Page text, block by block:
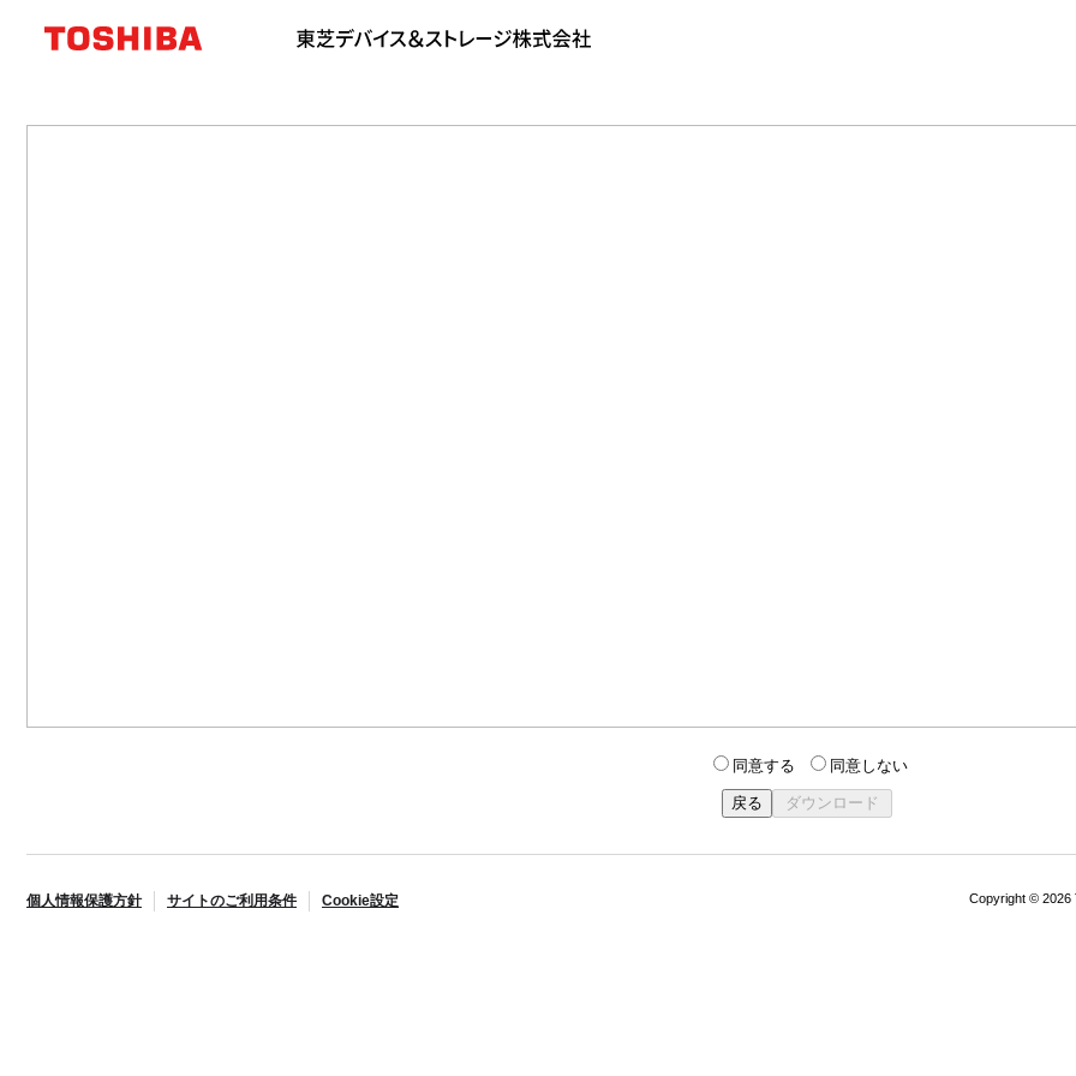
同意する 同意しない
個人情報保護方針 サイトのご利用条件 Cookie設定 Copyright © 2026